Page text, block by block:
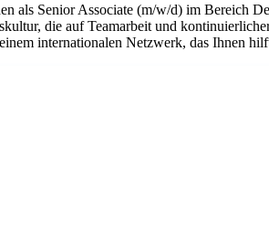
als Senior Associate (m/w/d) im Bereich
die auf Teamarbeit und
internationalen Netzwerk, das Ihnen